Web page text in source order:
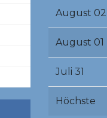
August 02
August 01
Juli 31
Höchste